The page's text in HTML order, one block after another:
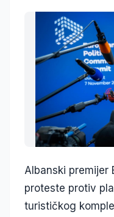
Albanski premijer
proteste protiv
turističkog